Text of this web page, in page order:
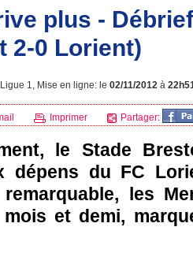
plus -
2-0 Lorient)
1, Mise en ligne: le 02/11/2012 à
Imprimer Partager:
le Stade
dépens du FC
les
et demi,